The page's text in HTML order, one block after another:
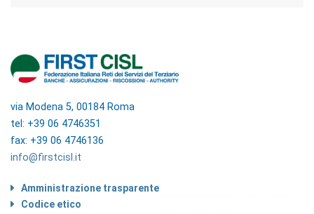
via Modena 5, 00184 Roma
tel: +39 06 4746351
fax: +39 06 4746136
info@firstcisl.it
Amministrazione trasparente
Codice etico